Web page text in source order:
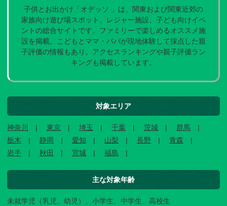
子供とお出かけ「オデッソ 」は、関東および関東近郊の
家族向け遊び場スポット、レジャー施設、子ども向けイベ
ントの総合サイトです。ファミリーで楽しめるオススメ施
設を掲載。こどもとママ・パパが現地体験して採点した親
子評価の情報もあり。アクセスランキングや親子評価ラン
キングも掲載しています。
対象エリア
神奈川 東京 埼玉 千葉 茨城
群馬
栃木
静岡 愛知 山梨 長野
青森
岩手
秋田 宮城 福島
主な対象年齢
未就学児（乳児、幼児）、小学生、中学生、高校生